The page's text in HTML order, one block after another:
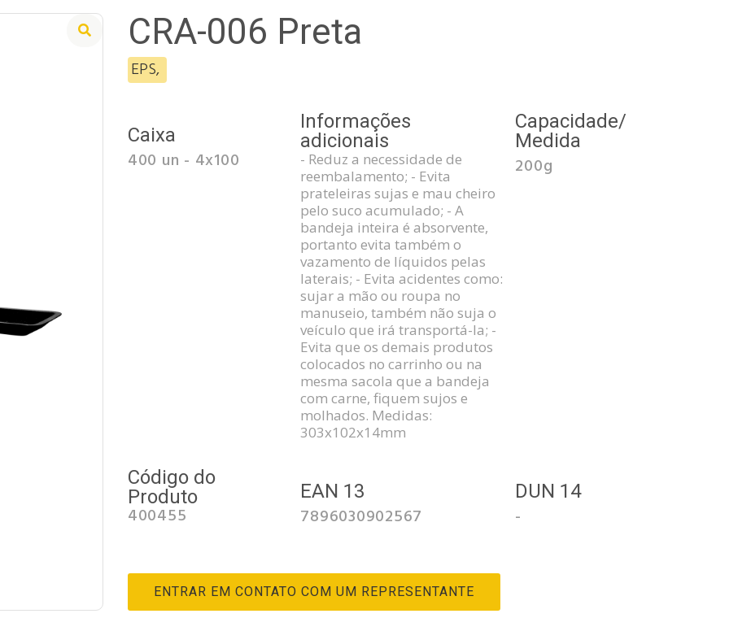
CRA-006 Preta
EPS,
Caixa
400 un - 4x100
Informações
adicionais
- Reduz a necessidade de
reembalamento; - Evita
prateleiras sujas e mau cheiro
pelo suco acumulado; - A
bandeja inteira é absorvente,
portanto evita também o
vazamento de líquidos pelas
laterais; - Evita acidentes como:
sujar a mão ou roupa no
manuseio, também não suja o
veículo que irá transportá-la; -
Evita que os demais produtos
colocados no carrinho ou na
mesma sacola que a bandeja
com carne, fiquem sujos e
molhados. Medidas:
303x102x14mm
Capacidade/
Medida
200g
Código do
Produto
400455
EAN 13
7896030902567
DUN 14
-
ENTRAR EM CONTATO COM UM REPRESENTANTE